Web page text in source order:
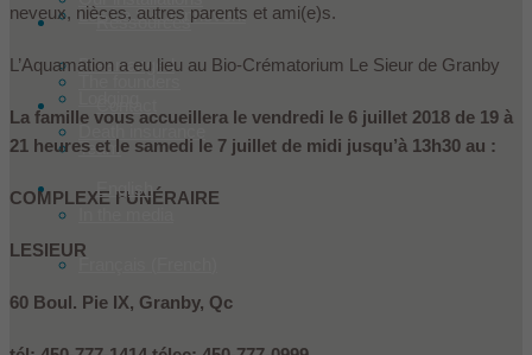
Prearranged
Les Le Sieur innovent
Team
Ressources
English
neveux, nièces, autres parents et ami(e)s.
L’Aquamation a eu lieu au Bio-Crématorium Le Sieur de Granby
La famille vous accueillera le vendredi le 6 juillet 2018 de 19 à
21 heures et le samedi le 7 juillet de midi jusqu’à 13h30 au :
COMPLEXE FUNÉRAIRE
LESIEUR
60 Boul. Pie IX, Granby, Qc